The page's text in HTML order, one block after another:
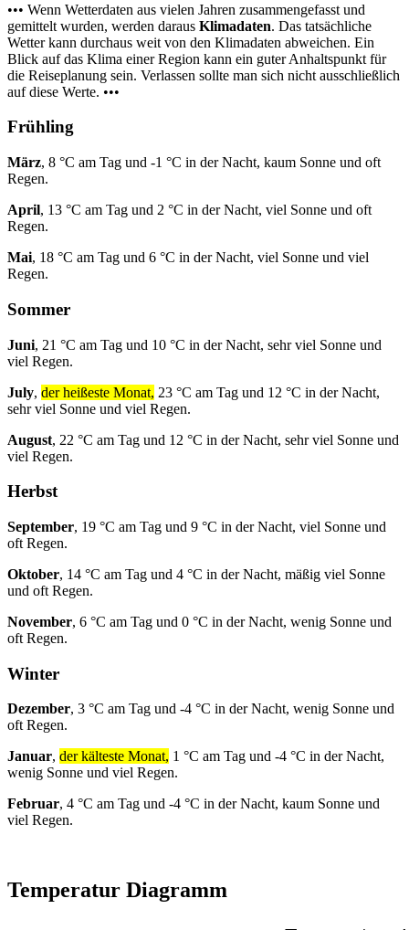
••• Wenn Wetterdaten aus vielen Jahren zusammengefasst und
gemittelt wurden, werden daraus Klimadaten. Das tatsächliche
Wetter kann durchaus weit von den Klimadaten abweichen. Ein
Blick auf das Klima einer Region kann ein guter Anhaltspunkt für
die Reiseplanung sein. Verlassen sollte man sich nicht ausschließlich
auf diese Werte. •••
Frühling
März, 8 °C am Tag und -1 °C in der Nacht, kaum Sonne und oft
Regen.
April, 13 °C am Tag und 2 °C in der Nacht, viel Sonne und oft
Regen.
Mai, 18 °C am Tag und 6 °C in der Nacht, viel Sonne und viel
Regen.
Sommer
Juni, 21 °C am Tag und 10 °C in der Nacht, sehr viel Sonne und
viel Regen.
July, der heißeste Monat, 23 °C am Tag und 12 °C in der Nacht,
sehr viel Sonne und viel Regen.
August, 22 °C am Tag und 12 °C in der Nacht, sehr viel Sonne und
viel Regen.
Herbst
September, 19 °C am Tag und 9 °C in der Nacht, viel Sonne und
oft Regen.
Oktober, 14 °C am Tag und 4 °C in der Nacht, mäßig viel Sonne
und oft Regen.
November, 6 °C am Tag und 0 °C in der Nacht, wenig Sonne und
oft Regen.
Winter
Dezember, 3 °C am Tag und -4 °C in der Nacht, wenig Sonne und
oft Regen.
Januar, der kälteste Monat, 1 °C am Tag und -4 °C in der Nacht,
wenig Sonne und viel Regen.
Februar, 4 °C am Tag und -4 °C in der Nacht, kaum Sonne und
viel Regen.
Temperatur Diagramm